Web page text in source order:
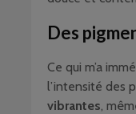
Des
Ce qui m’a
l’intensité des
vibrantes ,